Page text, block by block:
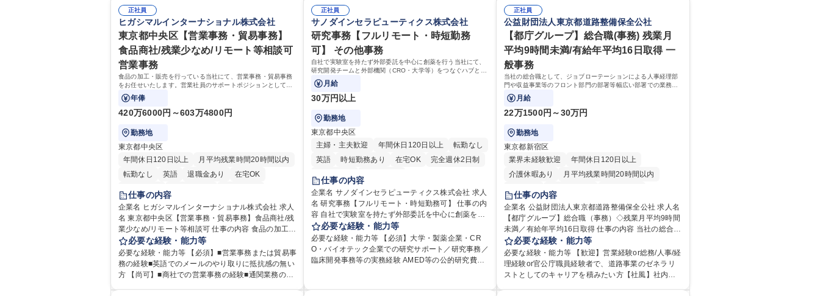
応（AI翻訳ツール等を使用しての対応で問題ござい
ません） ■オフィス環境整備、郵便物の発送・受取等
の総務業務全般 ■その他バックオフィス関連サポート
※ご経験に合わせて無理なく業務をお任せします。
残業も基本的には発生せず、ご自身のペースで業務
を進めやすく定着率の高い環境です。 募集職種 東京
【経理・総務】週1日出社程度のリモート中心/残業基
本無/独立系ファーム
格や、TOEIC等のスコアは求めておりません。日々
の事務処理を丁寧かつ正確に行える方を歓迎しま
す。【働き方について】現在は週4日程度の在宅勤務
を実施しており、ワークライフバランスを重視する
方に最適な環境です（フルリモートも面接で相談
可）。【求める人物像】幅広いバックオフィス業務
に柔軟に対応でき、社内外と円滑にコミュニケーシ
ョンを取りながら業務を推進できる方 学歴・資格 学
歴：大学院 大学 高専 短大 専修学校 高校 語学力： 資
格：
だき、下記いずれかの部門でご活躍いただきます。
※未経験の方に関しては、入行後3ヶ月間の金融の実
務を学んでいただく研修を準備しております。 ・法
人RM業務・金融機能業務・コーポレート・ナレッジ
業務 ※それぞれの業務内容に関しては、別途その他
労働条件備考欄に記載 募集職種 【総合職/ポテンシャ
案
では、強い社会的使命感をもち、今後の日本のあり
方を俯瞰する総合性と、金融分野のフロンティアを
切り拓く高い志を併せもった人材を求めています。
ポテンシャル採用（第2新卒）では、金融業界での経
験や知識を問いません。新たな時代を見据えて、複
雑化する社会課題の解決に向けて先鞭をつける役割
を担いたい、という気概をお持ちの方を心待ちにし
ています。 学歴・資格 学歴：大学院 大学 語学力：
資格：
るとともにグループ内活動に反映しています。 【具
体的には】電話応対、メール、お手紙対応、ご指摘
品調査報告書作成、有人チャットボット対応など。
【1日の対応件数】■電話：月間一人当たり平均100
件前後■メール・手紙：同上40件前後 募集職種 中野
本社【お客様相談室】お客様のお声をもとにより良
い商品づくりへ貢献
た段階でメール・手紙のOJTを実施する予定です。独
り立ち以降もしっかりフォローする体制を整えてい
ますのでご安心ください。 【当社について】キリン
グループの広報機能を担う会社として、お客様との
出会いを大切にし、磨き上げたホスピタリティを込
めてコミュニケーションをとりながら広報関連業務
を行っております。 学歴・資格 学歴：大学院 大学
高専 短大 専修学校 高校 語学力： 資格：
正社員
ヒガシマルインターナショナル株式会社
東京都中央区【営業事務・貿易事務】
食品商社/残業少なめ/リモート等相談可
営業事務
食品の加工・販売を行っている当社にて、営業事務・貿易事務
をお任せいたします。営業社員のサポートポジションとして、
受発注から海外工場との調整まで幅広く対応し、当社事業の根
幹を支えていただきます。
年俸
420万6000円～603万4800円
勤務地
東京都中央区
年間休日120日以上
月平均残業時間20時間以内
転勤なし
英語 退職金あり
在宅OK
交通費支給
仕事の内容
企業名 ヒガシマルインターナショナル株式会社 求人
名 東京都中央区【営業事務・貿易事務】食品商社/残
業少なめ/リモート等相談可 仕事の内容 食品の加工・
販売を行っている当社にて、営業事務・貿易事務を
お任せいたします。営業社員のサポートポジション
として、受発注から海外工場との調整まで幅広く対
応し、当社事業の根幹を支えていただきます。 ■受発
必要な経験・能力等
必要な経験・能力等 【必須】■営業事務または貿易事
務の経験■英語でのメールのやり取りに抵抗感の無い
方 【尚可】■商社での営業事務の経験■通関業務の経
正社員
サノダインセラピューティクス株式会社
研究事務【フルリモート・時短勤務
可】 その他事務
自社で実験室を持たず外部委託を中心に創薬を行う当社にて、
研究開発チームと外部機関（CRO・大学等）をつなぐハブとし
て、契約・発注・予算管理などの研究事務全般をお任せしま
す。月給
30万円以上
勤務地
東京都中央区
主婦・主夫歓迎
年間休日120日以上
転勤なし
英語
時短勤務あり 在宅OK
完全週休2日制
交通費支給
仕事の内容
企業名 サノダインセラピューティクス株式会社 求人
名 研究事務【フルリモート・時短勤務可】 仕事の内
容 自社で実験室を持たず外部委託を中心に創薬を行
う当社にて、研究開発チームと外部機関（CRO・大
学等）をつなぐハブとして、契約・発注・予算管理
などの研究事務全般をお任せします。 ■見積取得、発
注、検収、請求処理等の事務手続き ■委託先との定例
研究開発の進捗・タイムライン・予算執行管理サポ
必要な経験・能力等
必要な経験・能力等 【必須】大学・製薬企業・CR
O・バイオテック企業での研究サポート／研究事務／
臨床開発事務等の実務経験 AMED等の公的研究費に
正社員
公益財団法人東京都道路整備保全公社
【都庁グループ】総合職(事務) 残業月
平均9時間未満/有給年平均16日取得 一
般事務
当社の総合職として、ジョブローテーションによる人事経理部
門や収益事業等のフロント部門の部署等幅広い部署での業務を
お任せいたします。研修制度やキャリア支援が充実しておりま
す！ ※下記業務詳細
月給
22万1500円～30万円
勤務地
東京都新宿区
業界未経験歓迎
年間休日120日以上
介護休暇あり
月平均残業時間20時間以内
転勤なし
住宅手当あり
研修あり
退職金あり
賞与あり
完全週休2日制
交通費支給
駅近5分以内
資格取得手当あり
食事補助あり
仕事の内容
企業名 公益財団法人東京都道路整備保全公社 求人名
【都庁グループ】総合職（事務）◇残業月平均9時間
未満／有給年平均16日取得 仕事の内容 当社の総合職
として、ジョブローテーションによる人事経理部門
や収益事業等のフロント部門の部署等幅広い部署で
の業務をお任せいたします。研修制度やキャリア支
援が充実しております！ ※下記業務詳細 【業務詳
必要な経験・能力等
必要な経験・能力等 【歓迎】営業経験or総務/人事/経
理経験or官公庁職員経験者で、道路事業のゼネラリ
ストとしてのキャリアを積みたい方【社風】社内関